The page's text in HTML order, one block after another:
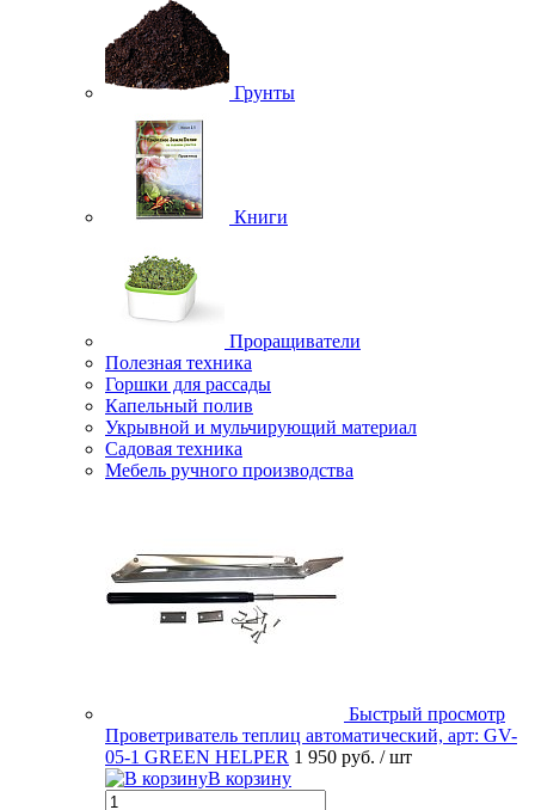
Грунты
Книги
Проращиватели
Полезная техника
Горшки для рассады
Капельный полив
Укрывной и мульчирующий материал
Садовая техника
Мебель ручного производства
Быстрый просмотр
Проветриватель теплиц автоматический, арт: GV-
05-1 GREEN HELPER 1 950 руб. / шт
В корзину